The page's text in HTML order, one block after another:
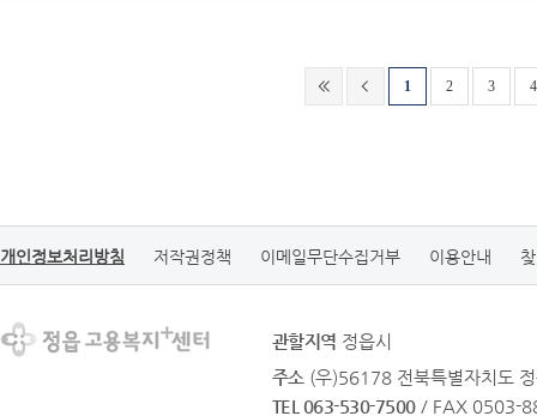
1 2 3 4
개인정보처리방침 저작권정책 이메일무단수집거부 이용안내
관할지역 정읍시
주소 (우)56178 전북특별자치도
TEL 063-530-7500 / FAX 0503-